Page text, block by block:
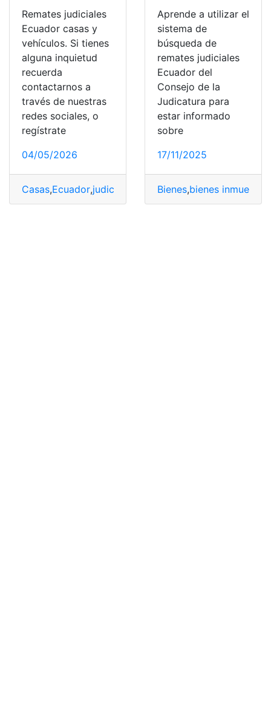
Remates judiciales
Ecuador casas y
vehículos. Si tienes
alguna inquietud
recuerda
contactarnos a
través de nuestras
redes sociales, o
regístrate
04/05/2026
Casas,Ecuador,judiciales Remates,Remates Judiciales
Aprende a utilizar el
sistema de
búsqueda de
remates judiciales
Ecuador del
Consejo de la
Judicatura para
estar informado
sobre
17/11/2025
Bienes,bienes inmuebles